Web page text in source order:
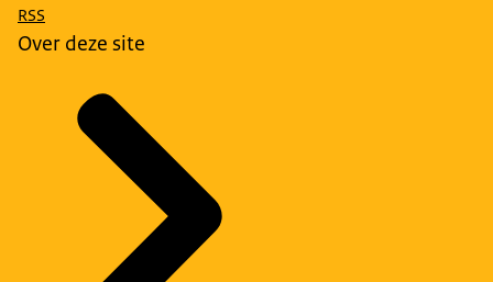
RSS
Over deze site